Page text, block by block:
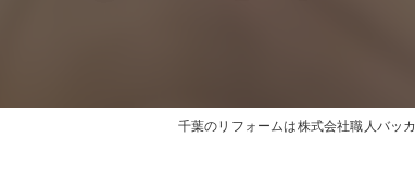
千葉のリフォームは株式会社職人バッカ